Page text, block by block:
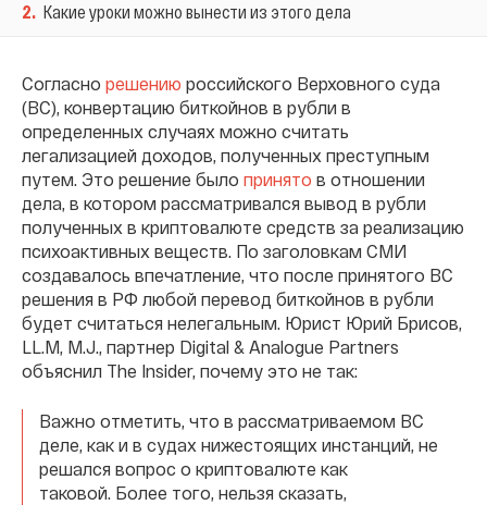
2. Какие уроки можно вынести из этого дела
Согласно решению российского Верховного суда
(ВС), конвертацию биткойнов в рубли в
определенных случаях можно считать
легализацией доходов, полученных преступным
путем. Это решение было принято в отношении
дела, в котором рассматривался вывод в рубли
полученных в криптовалюте средств за реализацию
психоактивных веществ. По заголовкам СМИ
создавалось впечатление, что после принятого ВС
решения в РФ любой перевод биткойнов в рубли
будет считаться нелегальным. Юрист Юрий Брисов,
LL.M, M.J., партнер Digital & Analogue Partners
объяснил The Insider, почему это не так:
Важно отметить, что в рассматриваемом ВС
деле, как и в судах нижестоящих инстанций, не
решался вопрос о криптовалюте как
таковой. Более того, нельзя сказать,